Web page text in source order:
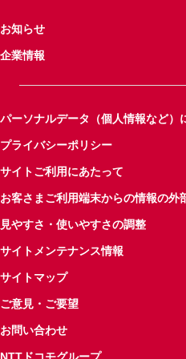
お知らせ
企業情報
パーソナルデータ（個人情報など）
プライバシーポリシー
サイトご利用にあたって
お客さまご利用端末からの情報の外
見やすさ・使いやすさの調整
サイトメンテナンス情報
サイトマップ
ご意見・ご要望
お問い合わせ
NTTドコモグループ